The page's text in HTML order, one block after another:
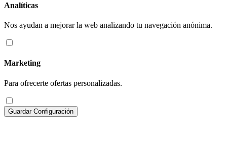
Analíticas
Nos ayudan a mejorar la web analizando tu navegación anónima.
Marketing
Para ofrecerte ofertas personalizadas.
Guardar Configuración